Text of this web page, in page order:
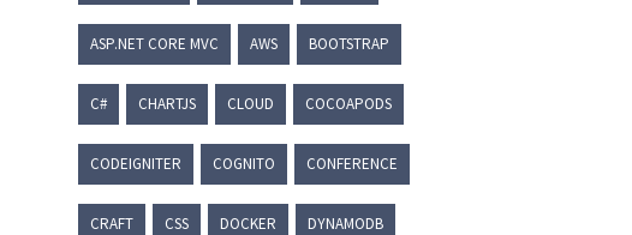
ASP.NET CORE MVC AWS BOOTSTRAP
C# CHARTJS CLOUD COCOAPODS
CODEIGNITER COGNITO CONFERENCE
CRAFT CSS DOCKER DYNAMODB